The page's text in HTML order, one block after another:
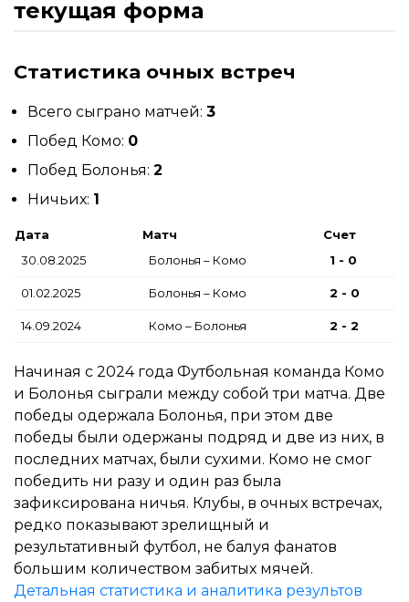
текущая форма
Статистика очных встреч
Всего сыграно матчей: 3
Побед Комо: 0
Побед Болонья: 2
Ничьих: 1
Дата Матч
Счет
30.08.2025
Болонья – Комо 1 - 0
01.02.2025 Болонья – Комо 2 - 0
14.09.2024 Комо – Болонья 2 - 2
Начиная с 2024 года Футбольная команда Комо
и Болонья сыграли между собой три матча. Две
победы одержала Болонья, при этом две
победы были одержаны подряд и две из них, в
последних матчах, были сухими. Комо не смог
победить ни разу и один раз была
зафиксирована ничья. Клубы, в очных встречах,
редко показывают зрелищный и
результативный футбол, не балуя фанатов
большим количеством забитых мячей.
Детальная статистика и аналитика результов